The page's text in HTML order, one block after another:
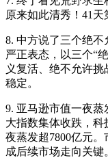
原来如此清秀！41天
8. 中方说了三个绝不
严正表态，以三个“
义复活、绝不允许
稳定。
9. 亚马逊市值一夜蒸
大指数集体收跌，科
夜蒸发超7800亿元
成后续市场走向关键